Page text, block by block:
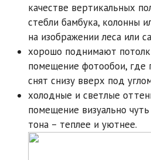
качестве вертикальных
стебли бамбука, колонны
на изображении леса или
хорошо поднимают
помещение фотообои, где
снят снизу вверх под
холодные и светлые
помещение визуально
тона – теплее и уютнее.